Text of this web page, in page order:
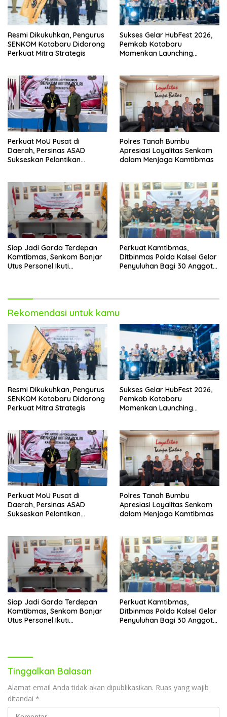
Resmi Dikukuhkan, Pengurus
SENKOM Kotabaru Didorong
Perkuat Mitra Strategis
Sukses Gelar HubFest 2026,
Pemkab Kotabaru
Momenkan Launching
Perkuat MoU Pusat di
Daerah, Persinas ASAD
Sukseskan Pelantikan
Polres Tanah Bumbu
Apresiasi Loyalitas Senkom
dalam Menjaga Kamtibmas
Siap Jadi Garda Terdepan
Kamtibmas, Senkom Banjar
Utus Personel Ikuti
Perkuat Kamtibmas,
Ditbinmas Polda Kalsel Gelar
Penyuluhan Bagi 30 Anggota
Rekomendasi untuk kamu
Resmi Dikukuhkan, Pengurus
SENKOM Kotabaru Didorong
Perkuat Mitra Strategis
Sukses Gelar HubFest 2026,
Pemkab Kotabaru
Momenkan Launching
Perkuat MoU Pusat di
Daerah, Persinas ASAD
Sukseskan Pelantikan
Polres Tanah Bumbu
Apresiasi Loyalitas Senkom
dalam Menjaga Kamtibmas
Siap Jadi Garda Terdepan
Kamtibmas, Senkom Banjar
Utus Personel Ikuti
Perkuat Kamtibmas,
Ditbinmas Polda Kalsel Gelar
Penyuluhan Bagi 30 Anggota
Tinggalkan Balasan
Alamat email Anda tidak akan dipublikasikan. Ruas yang wajib
ditandai *